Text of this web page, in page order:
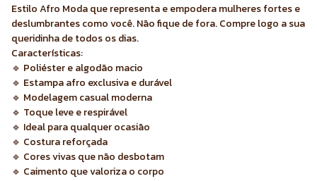
Estilo Afro Moda que representa e empodera mulheres fortes e
deslumbrantes como você. Não fique de fora. Compre logo a sua
queridinha de todos os dias.
Características:
🔹 Poliéster e algodão macio
🔹 Estampa afro exclusiva e durável
🔹 Modelagem casual moderna
🔹 Toque leve e respirável
🔹 Ideal para qualquer ocasião
🔹 Costura reforçada
🔹 Cores vivas que não desbotam
🔹 Caimento que valoriza o corpo